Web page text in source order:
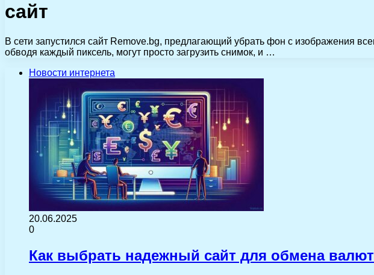
сайт
В сети запустился сайт Remove.bg, предлагающий убрать фон с изображения
обводя каждый пиксель, могут просто загрузить снимок, и …
Новости интернета
20.06.2025
0
Как выбрать надежный сайт для обмена